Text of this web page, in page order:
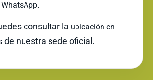
WhatsApp.
consultar la ubicación en
de nuestra sede oficial.